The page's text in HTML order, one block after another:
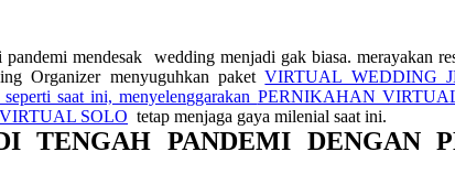
mendesak wedding menjadi gak biasa. merayakan
Organizer menyuguhkan paketVIRTUAL WEDDING
saat ini, menyelenggarakan PERNIKAHAN
SOLO tetap menjaga gaya milenial saat ini.
TENGAH PANDEMI DENGAN